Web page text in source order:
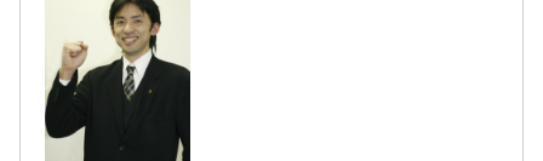
かりやすい言葉で丁寧な説明を心がけています。お
客様の立場に立って、最善の解決策を提案すること
で、安心と信頼を提供いたします。
また、最新の法律改正にも常に対応し、変わりゆ
供しています。法律の専門家として、常に学び続け
る姿勢で、お客様の財産と家族の未来を全力でサポ